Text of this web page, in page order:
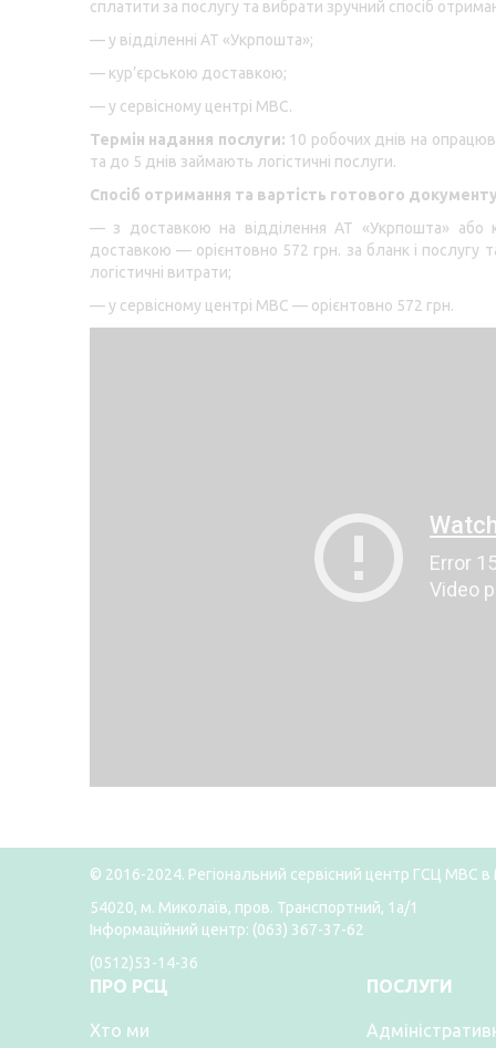
сплатити за послугу та вибрати зручний спосіб
— у відділенні АТ «Укрпошта»;
— кур’єрською доставкою;
— у сервісному центрі МВС.
Термін надання послуги: 10 робочих днів на
та до 5 днів займають логістичні послуги.
Спосіб отримання та вартість готового
— з доставкою на відділення АТ «Укрпошта» або
доставкою — орієнтовно 572 грн. за бланк і послугу
логістичні витрати;
— у сервісному центрі МВС — орієнтовно 572 грн.
© 2016-2024. Регіональний сервісний центр ГСЦ МВС в
54020, м. Миколаїв, пров. Транспортний, 1а/1
Інформаційний центр: (063) 367-37-62
(0512)53-14-36
ПРО РСЦ
Хто ми
ПОСЛУГИ